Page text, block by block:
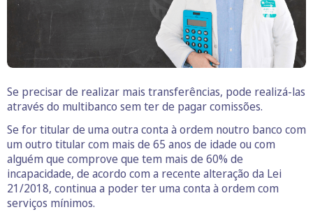
Se precisar de realizar mais transferências, pode realizá-las
através do multibanco sem ter de pagar comissões.
Se for titular de uma outra conta à ordem noutro banco com
um outro titular com mais de 65 anos de idade ou com
alguém que comprove que tem mais de 60% de
incapacidade, de acordo com a recente alteração da Lei
21/2018, continua a poder ter uma conta à ordem com
serviços mínimos.